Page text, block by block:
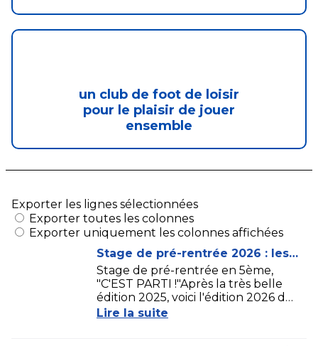
un club de foot de loisir
pour le plaisir de jouer
ensemble